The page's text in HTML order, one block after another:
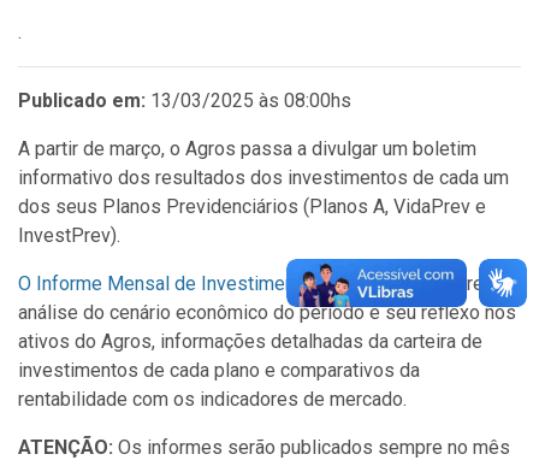
.
Publicado em: 13/03/2025 às 08:00hs
A partir de março, o Agros passa a divulgar um boletim
informativo dos resultados dos investimentos de cada um
dos seus Planos Previdenciários (Planos A, VidaPrev e
InvestPrev).
O Informe Mensal de Investimentosapresenta uma breve
análise do cenário econômico do período e seu reflexo nos
ativos do Agros, informações detalhadas da carteira de
investimentos de cada plano e comparativos da
rentabilidade com os indicadores de mercado.
ATENÇÃO: Os informes serão publicados sempre no mês